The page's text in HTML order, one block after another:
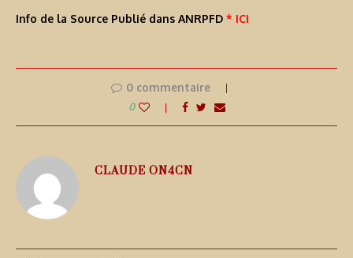
Info de la Source Publié dans ANRPFD * ICI
0 commentaire
0
CLAUDE ON4CN